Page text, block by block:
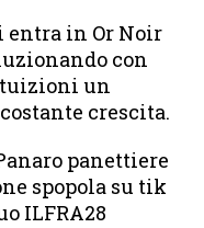
in Or Noir
con
un
crescita.
panettiere
spopola su tik
ILFRA28